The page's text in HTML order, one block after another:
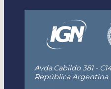
Avda.Cabildo 381 -
República Argentina